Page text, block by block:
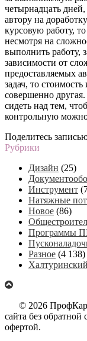
четырнадцать
автору на
курсовую работу,
несмотря на
выполнить работу,
зависимости от
предоставляемых
задач, то
совершенно
сидеть над тем,
контрольную
Поделитесь
Рубрики
Дизайн (25)
Инструмент
Натяжные
Новое (86)
Программы
Разное (4 138)
© 2026
сайта без
офертой.